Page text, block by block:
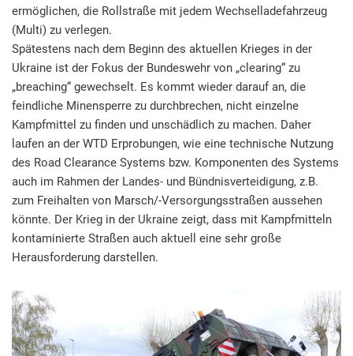
ermöglichen, die Rollstraße mit jedem Wechselladefahrzeug
(Multi) zu verlegen.
Spätestens nach dem Beginn des aktuellen Krieges in der
Ukraine ist der Fokus der Bundeswehr von „clearing“ zu
„breaching“ gewechselt. Es kommt wieder darauf an, die
feindliche Minensperre zu durchbrechen, nicht einzelne
Kampfmittel zu finden und unschädlich zu machen. Daher
laufen an der WTD Erprobungen, wie eine technische Nutzung
des Road Clearance Systems bzw. Komponenten des Systems
auch im Rahmen der Landes- und Bündnisverteidigung, z.B.
zum Freihalten von Marsch/-Versorgungsstraßen aussehen
könnte. Der Krieg in der Ukraine zeigt, dass mit Kampfmitteln
kontaminierte Straßen auch aktuell eine sehr große
Herausforderung darstellen.